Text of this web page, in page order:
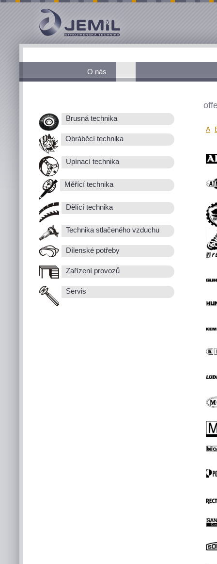
O nás
Brusná technika
Obráběcí technika
Upínací technika
Měřící technika
Dělící technika
Technika stlačeného vzduchu
Dílenské potřeby
Zařízení provozů
Servis
A